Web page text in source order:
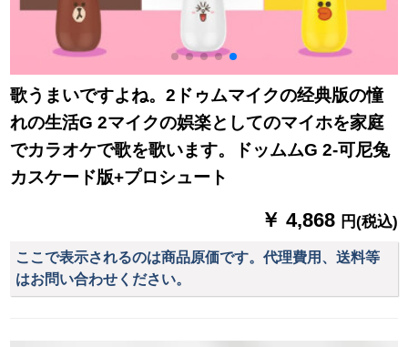
歌うまいですよね。2ドゥムマイクの经典版の憧
れの生活G 2マイクの娯楽としてのマイホを家庭
でカラオケで歌を歌います。ドッムムG 2-可尼兔
カスケード版+プロシュート
￥ 4,868 円(税込)
ここで表示されるのは商品原価です。代理費用、送料等
はお問い合わせください。